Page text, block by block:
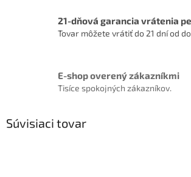
21-dňová garancia vrátenia
Tovar môžete vrátiť do 21 dní od
E-shop overený zákazníkmi
Tisíce spokojných zákazníkov.
Súvisiaci tovar